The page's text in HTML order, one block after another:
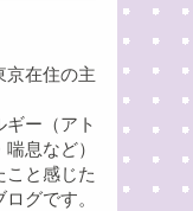
京在住の主
ギー（アト
息など）
こと感じた
グです。